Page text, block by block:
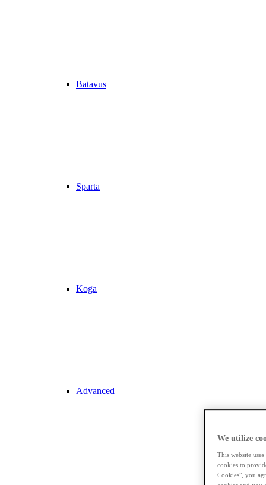
Batavus
Sparta
Koga
Advanced
We utilize
This website
cookies to
Cookies", you